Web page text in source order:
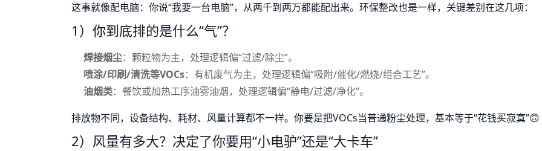
这事就像配电脑：你说“我要一台电脑”，从两千到两万都能配出来。环保整改也是一样，关键差别在这几项：
1）你到底排的是什么“气”？
焊接烟尘：颗粒物为主，处理逻辑偏“过滤/除尘”。
喷涂/印刷/清洗等VOCs：有机废气为主，处理逻辑偏“吸附/催化/燃烧/组合工艺”。
油烟类：餐饮或加热工序油雾油烟，处理逻辑偏“静电/过滤/净化”。
排放物不同，设备结构、耗材、风量计算都不一样。你要是把VOCs当普通粉尘处理，基本等于“花钱买寂寞”🙃
2）风量有多大？决定了你要用“小电驴”还是“大卡车”